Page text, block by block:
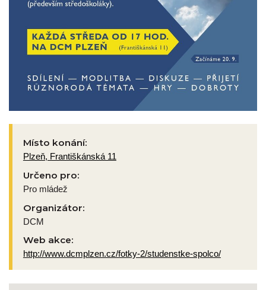
Místo konání:
Plzeň, Františkánská 11
Určeno pro:
Pro mládež
Organizátor:
DCM
Web akce:
http://www.dcmplzen.cz/fotky-2/studenstke-spolco/